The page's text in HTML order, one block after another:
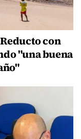
con
"una buena